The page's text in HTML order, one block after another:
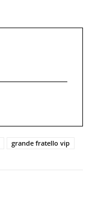
grande fratello vip